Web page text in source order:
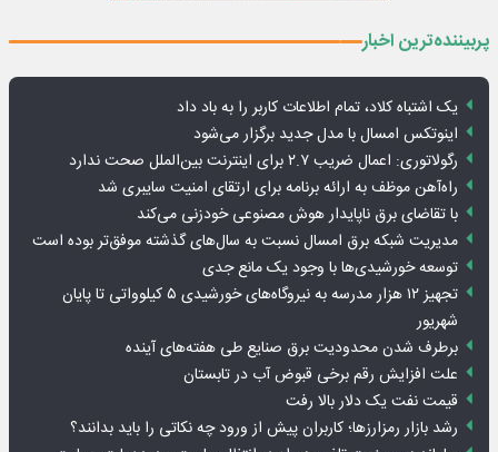
پربیننده‌ترین اخبار
یک اشتباه کلاد، تمام اطلاعات کاربر را به باد داد
اینوتکس امسال با مدل جدید برگزار می‌شود
رگولاتوری: اعمال ضریب ۲.۷ برای اینترنت بین‌الملل صحت ندارد
راه‌آهن موظف به ارائه برنامه برای ارتقای امنیت سایبری شد
با تقاضای برق ناپایدار هوش مصنوعی خودزنی می‌کند
مدیریت شبکه برق امسال نسبت به سال‌های گذشته موفق‌تر بوده است
توسعه خورشیدی‌ها با وجود یک مانع جدی
تجهیز ۱۲ هزار مدرسه به نیروگاه‌های خورشیدی ۵ کیلوواتی تا پایان
شهریور
برطرف شدن محدودیت‌ برق صنایع طی هفته‌های آینده
علت افزایش رقم برخی قبوض آب در تابستان
قیمت نفت یک دلار بالا رفت
رشد بازار رمزارزها؛ کاربران پیش از ورود چه نکاتی را باید بدانند؟